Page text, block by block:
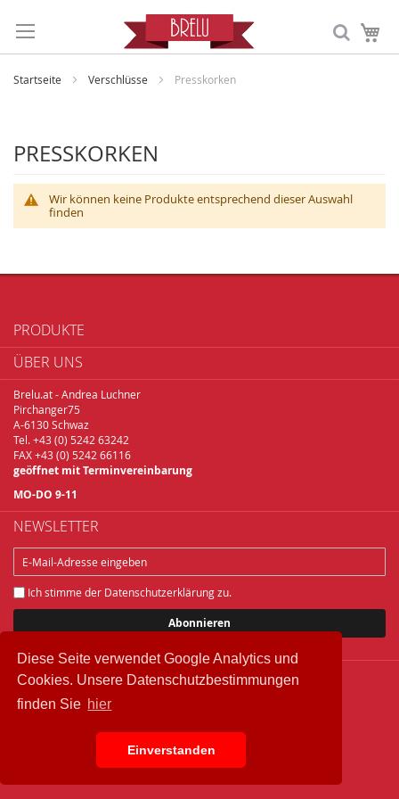
Diese Seite verwendet Google Analytics und
Cookies. Unsere Datenschutzbestimmungen
finden Sie hier
Einverstanden
Startseite Verschlüsse Presskorken
PRESSKORKEN
Wir können keine Produkte entsprechend dieser Auswahl
finden
PRODUKTE
ÜBER UNS
Brelu.at - Andrea Luchner
Pirchanger75
A-6130 Schwaz
Tel. +43 (0) 5242 63242
FAX +43 (0) 5242 66116
geöffnet mit Terminvereinbarung
MO-DO 9-11
NEWSLETTER
Ich stimme der Datenschutzerklärungzu.
Abonnieren
Copyright © 2018 Brelu.at Brennereifachbedarf
Datenschutz
IMPRESSUM
AGB